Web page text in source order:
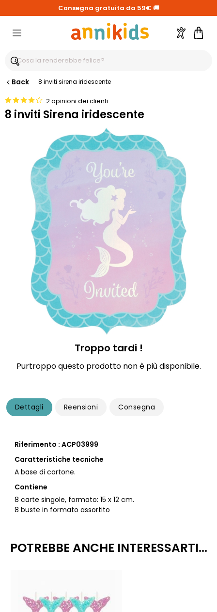
Consegna gratuita da 59€ 🚚
Account
Back 8 inviti sirena iridescente
2 opinioni dei clienti
8 inviti Sirena iridescente
Troppo tardi !
Purtroppo questo prodotto non è più disponibile.
Dettagli Reensioni Consegna
Riferimento : ACP03999
Caratteristiche tecniche
A base di cartone.
Contiene
8 carte singole, formato: 15 x 12 cm.
8 buste in formato assortito
POTREBBE ANCHE INTERESSARTI...